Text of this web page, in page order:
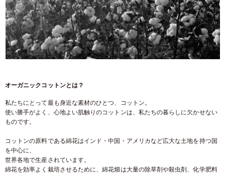
オーガニックコットンとは？
私たちにとって最も身近な素材のひとつ、コットン。
使い勝手がよく、心地よい肌触りのコットンは、私たちの暮らしに欠かせない
ものです。
コットンの原料である綿花はインド・中国・アメリカなど広大な土地を持つ国
を中心に、
世界各地で生産されています。
綿花を効率よく栽培させるために、綿花畑は大量の除草剤や殺虫剤、化学肥料